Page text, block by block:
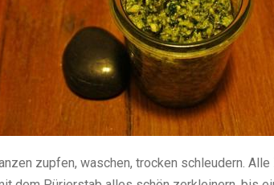
zupfen, waschen, trocken schleudern.